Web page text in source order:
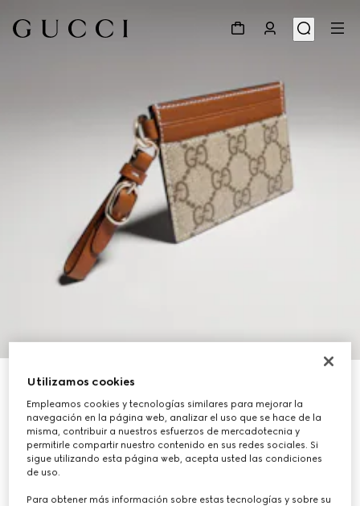
Tarjetero GG Emblem con correa
€ 290
Variacionestejido beige y marrón oscuro
Utilizamos cookies
Empleamos cookies y tecnologías similares para mejorar la
navegación en la página web, analizar el uso que se hace de la
misma, contribuir a nuestros esfuerzos de mercadotecnia y
permitirle compartir nuestro contenido en sus redes sociales. Si
sigue utilizando esta página web, acepta usted las condiciones
de uso.
Para obtener más información sobre estas tecnologías y sobre su